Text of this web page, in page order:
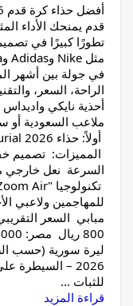
تطورًا كبيرًا في
في جولة بين أشهر
أحذية نايكي
ملاعب السعودية
المميزات: تصميم
السرعة نعل خارجي
للمهاجمين ولاعبي
2026 –
للثبات ...
قراءة المزيد